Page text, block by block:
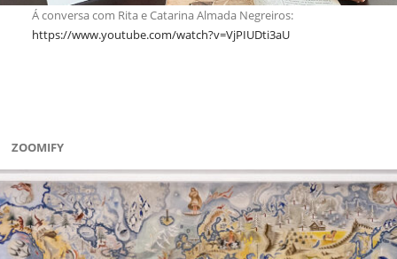
Á conversa com Rita e Catarina Almada Negreiros:
https://www.youtube.com/watch?v=VjPIUDti3aU
ZOOMIFY